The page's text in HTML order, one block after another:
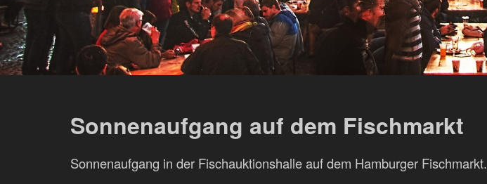
Sonnenaufgang auf dem Fischmarkt
Sonnenaufgang in der Fischauktionshalle auf dem Hamburger Fischmarkt.